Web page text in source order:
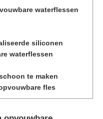
waterflessen
siliconen
waterflessen
te maken
fles